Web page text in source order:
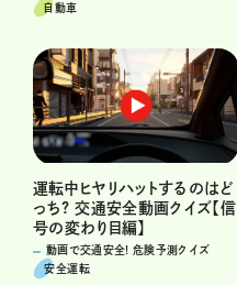
自動車
運転中ヒヤリハットするのはど
っち? 交通安全動画クイズ【信
号の変わり目編】
動画で交通安全! 危険予測クイズ
安全運転